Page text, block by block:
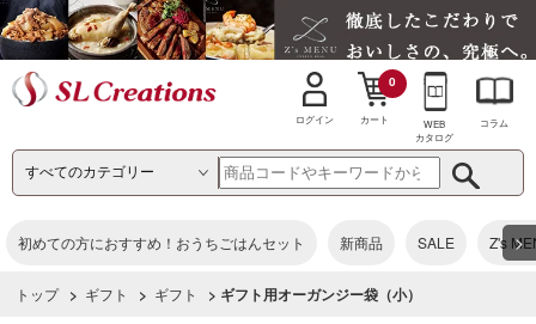
ログイン カート
0
WEB
カタログ
コラム
初めての方におすすめ！おうちごはんセット 新商品 SALE Z's >
トップ > ギフト > ギフト > ギフト用オーガンジー袋（小）